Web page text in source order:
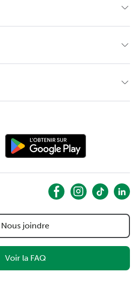
Nous joindre
Voir la FAQ